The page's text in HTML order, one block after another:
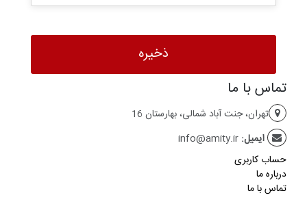
تماس با ما
تهران، جنت آباد شمالی، بهارستان 16
ایمیل: info@amity.ir
حساب کاربری
درباره ما
تماس با ما